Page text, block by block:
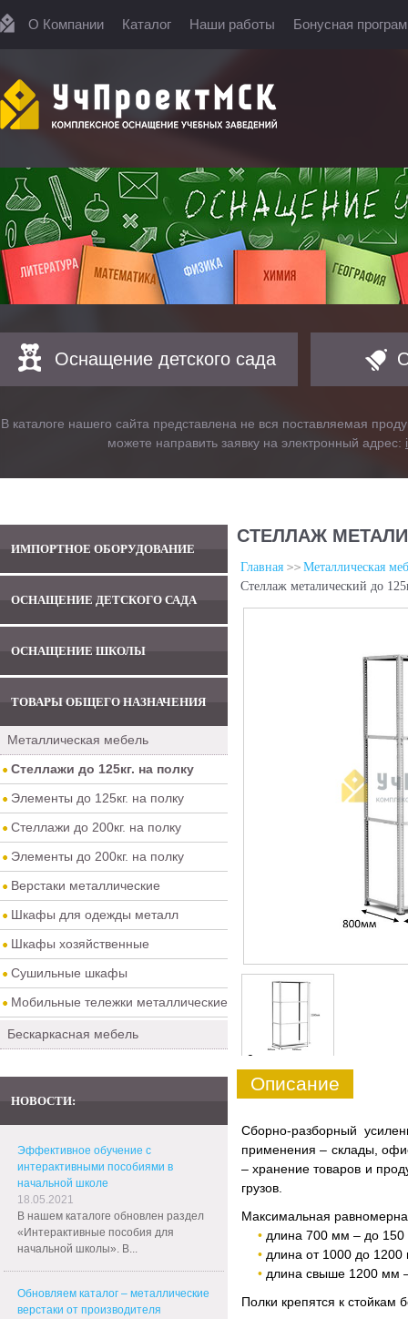
О Компании Каталог Наши работы Бонусная
Оснащение детского сада
В каталоге нашего сайта представлена не вся поставляемая
можете направить заявку на электронный адрес:
ИМПОРТНОЕ ОБОРУДОВАНИЕ
ОСНАЩЕНИЕ ДЕТСКОГО САДА
ОСНАЩЕНИЕ ШКОЛЫ
ТОВАРЫ ОБЩЕГО НАЗНАЧЕНИЯ
Металлическая мебель
Стеллажи до 125кг. на полку
Элементы до 125кг. на полку
Стеллажи до 200кг. на полку
Элементы до 200кг. на полку
Верстаки металлические
Шкафы для одежды металл
Шкафы хозяйственные
Сушильные шкафы
Мобильные тележки металлические
Бескаркасная мебель
НОВОСТИ:
Эффективное обучение с
интерактивными пособиями в
начальной школе
18.05.2021
В нашем каталоге обновлен раздел
«Интерактивные пособия для
начальной школы». В...
Обновляем каталог – металлические
верстаки от производителя
СТЕЛЛАЖ
Главная
Металлическая
Стеллаж металический до
0
Описание
Сборно-разборный
применения – склады,
– хранение товаров и
грузов.
Максимальная
длина 700 мм – до 150
длина от 1000 до 1200
длина свыше 1200 мм
Полки крепятся к